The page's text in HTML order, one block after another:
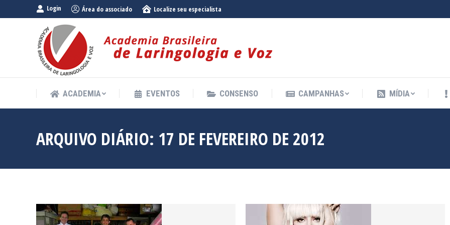
Login Área do associado Localize seu especialista
ACADEMIA
EVENTOS CONSENSO CAMPANHAS MÍDIA
ARQUIVO DIÁRIO: 17 DE FEVEREIRO DE 2012
ACADEMIA EVENTOS CONSENSO CAMPANHAS MÍDIA